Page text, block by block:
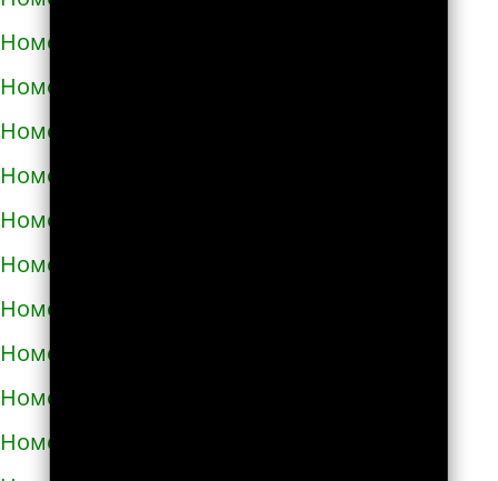
Номера телефонов такси в Долине
Номера телефонов такси в Дрогобыче
Номера телефонов такси в Дублянах
Номера телефонов такси в Дубно
Номера телефонов такси в Дунаевцах
Номера телефонов такси в Жашкове
Номера телефонов такси в Жёлтых водах
Номера телефонов такси в Жидачове
Номера телефонов такси в Житомире
Номера телефонов такси в Жмеринке